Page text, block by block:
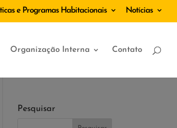
e Programas Habitacionais Notícias
Organização Interna Contato
Pesquisar